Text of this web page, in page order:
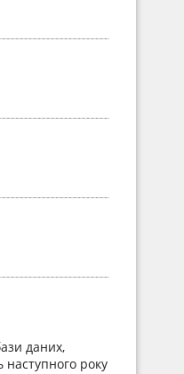
даних,
наступного року